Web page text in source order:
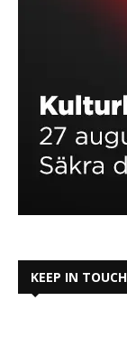
KEEP IN TOUCH